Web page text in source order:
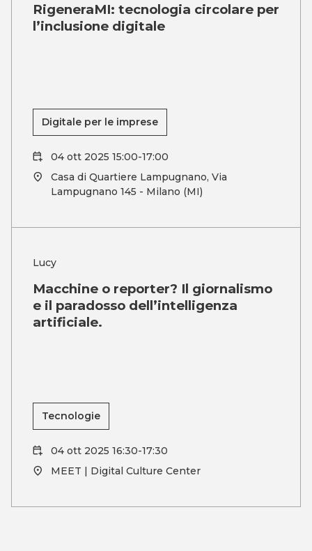
RigeneraMI: tecnologia circolare per
l’inclusione digitale
Digitale per le imprese
04 ott 2025 15:00-17:00
Casa di Quartiere Lampugnano, Via
Lampugnano 145 - Milano (MI)
Lucy
Macchine o reporter? Il giornalismo
e il paradosso dell’intelligenza
artificiale.
Tecnologie
04 ott 2025 16:30-17:30
MEET | Digital Culture Center